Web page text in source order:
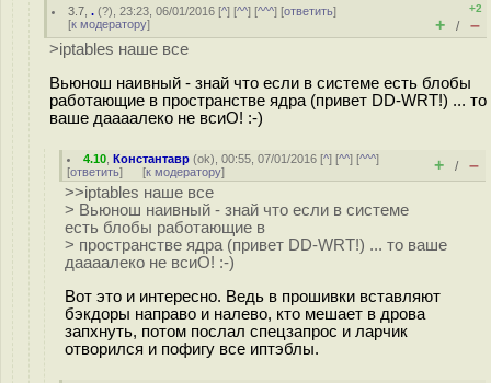
3.7 ,. (?), 23:23, 06/01/2016 [^] [^^] [^^^] [ответить]
[к модератору]
+2
+ / –
>iptables наше все
Вьюнош наивный - знай что если в системе есть блобы
работающие в пространстве ядра (привет DD-WRT!) ... то
ваше даааалеко не всиО! :-)
4.10 ,Константавр (ok), 00:55, 07/01/2016 [^] [^^] [^^^]
[ответить] [к модератору] + / –
>>iptables наше все
> Вьюнош наивный - знай что если в системе
есть блобы работающие в
> пространстве ядра (привет DD-WRT!) ... то ваше
даааалеко не всиО! :-)
Вот это и интересно. Ведь в прошивки вставляют
бэкдоры направо и налево, кто мешает в дрова
запхнуть, потом послал спецзапрос и ларчик
отворился и пофигу все иптэблы.